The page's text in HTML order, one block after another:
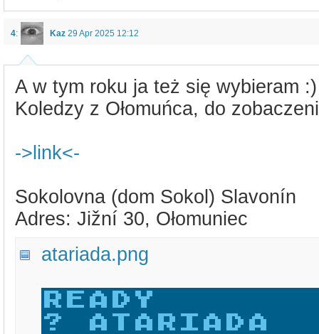
4: Kaz 29 Apr 2025 12:12
A w tym roku ja też się wybieram :)
Koledzy z Ołomuńca, do
->link<-
Sokolovna (dom Sokol) Slavonín
Adres: Jižní 30, Ołomuniec
atariada.png